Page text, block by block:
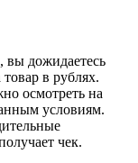
дожидаетесь
в рублях.
осмотреть на
условиям.
чек.